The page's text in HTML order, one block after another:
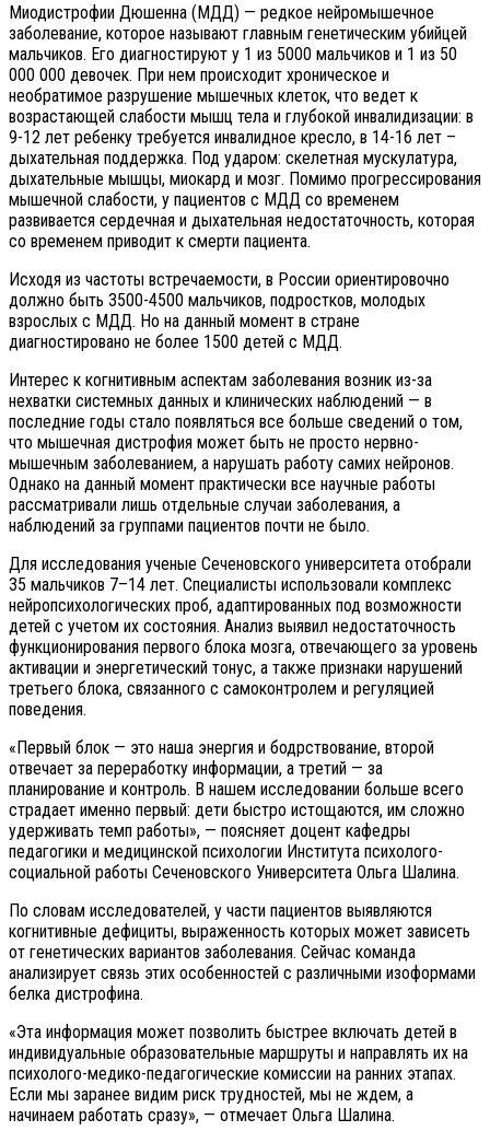
Миодистрофии Дюшенна (МДД) — редкое нейромышечное
заболевание, которое называют главным генетическим убийцей
мальчиков. Его диагностируют у 1 из 5000 мальчиков и 1 из 50
000 000 девочек. При нем происходит хроническое и
необратимое разрушение мышечных клеток, что ведет к
возрастающей слабости мышц тела и глубокой инвалидизации: в
9-12 лет ребенку требуется инвалидное кресло, в 14-16 лет –
дыхательная поддержка. Под ударом: скелетная мускулатура,
дыхательные мышцы, миокард и мозг. Помимо прогрессирования
мышечной слабости, у пациентов с МДД со временем
развивается сердечная и дыхательная недостаточность, которая
со временем приводит к смерти пациента.
Исходя из частоты встречаемости, в России ориентировочно
должно быть 3500-4500 мальчиков, подростков, молодых
взрослых с МДД. Но на данный момент в стране
диагностировано не более 1500 детей с МДД.
Интерес к когнитивным аспектам заболевания возник из-за
нехватки системных данных и клинических наблюдений — в
последние годы стало появляться все больше сведений о том,
что мышечная дистрофия может быть не просто нервно-
мышечным заболеванием, а нарушать работу самих нейронов.
Однако на данный момент практически все научные работы
рассматривали лишь отдельные случаи заболевания, а
наблюдений за группами пациентов почти не было.
Для исследования ученые Сеченовского университета отобрали
35 мальчиков 7–14 лет. Специалисты использовали комплекс
нейропсихологических проб, адаптированных под возможности
детей с учетом их состояния. Анализ выявил недостаточность
функционирования первого блока мозга, отвечающего за уровень
активации и энергетический тонус, а также признаки нарушений
третьего блока, связанного с самоконтролем и регуляцией
поведения.
«Первый блок — это наша энергия и бодрствование, второй
отвечает за переработку информации, а третий — за
планирование и контроль. В нашем исследовании больше всего
страдает именно первый: дети быстро истощаются, им сложно
удерживать темп работы», — поясняет доцент кафедры
педагогики и медицинской психологии Института психолого-
социальной работы Сеченовского Университета Ольга Шалина.
По словам исследователей, у части пациентов выявляются
когнитивные дефициты, выраженность которых может зависеть
от генетических вариантов заболевания. Сейчас команда
анализирует связь этих особенностей с различными изоформами
белка дистрофина.
«Эта информация может позволить быстрее включать детей в
индивидуальные образовательные маршруты и направлять их на
психолого-медико-педагогические комиссии на ранних этапах.
Если мы заранее видим риск трудностей, мы не ждем, а
начинаем работать сразу», — отмечает Ольга Шалина.